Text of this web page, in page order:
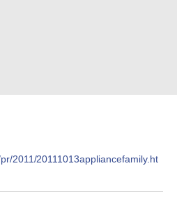
2011/20111013appliancefamily.ht